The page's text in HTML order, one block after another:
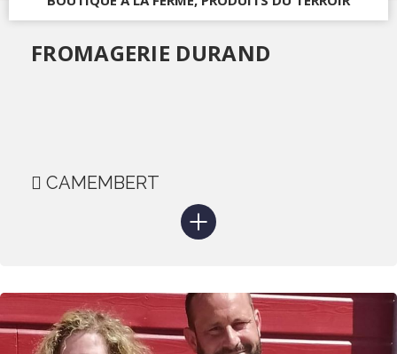
FROMAGERIE DURAND
CAMEMBERT